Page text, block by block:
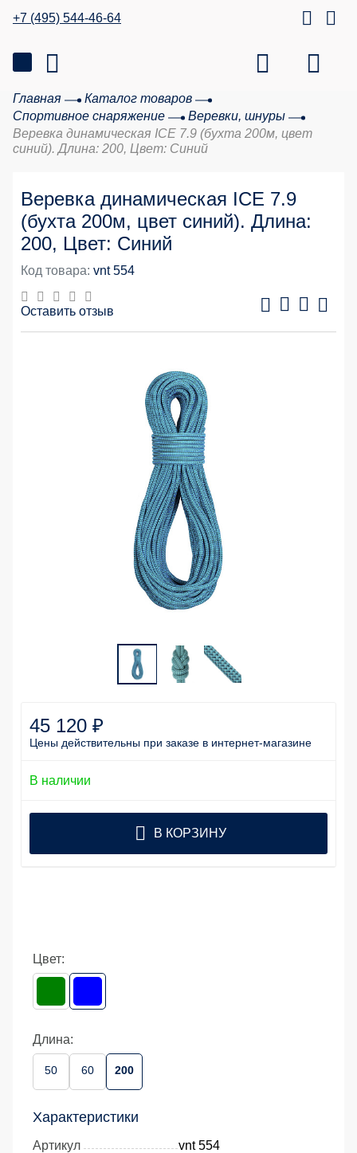
+7 (495) 544-46-64
Главная
Каталог товаров
Спортивное снаряжение
Веревки, шнуры
Веревка динамическая ICE 7.9 (бухта 200м, цвет
синий). Длина: 200, Цвет: Синий
Веревка динамическая ICE 7.9
(бухта 200м, цвет синий). Длина:
200, Цвет: Синий
Код товара: vnt 554
Оставить отзыв
Цвет:
Длина:
50 60 200
Характеристики
Артикул
vnt 554
45 120 ₽
Цены действительны при заказе в интернет-магазине
В наличии
В КОРЗИНУ